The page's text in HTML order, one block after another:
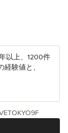
以上、1200件
験値と、